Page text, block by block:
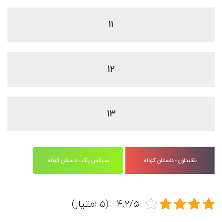
11
12
13
نقابداران - داستان کوتاه سیکس پک - داستان کوتاه
4.2/5 - (5 امتیاز)